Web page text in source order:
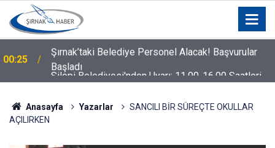
00:21
Silopi Belediyesi'nden Uyarı: 11.00-16.00 Saatleri
Arasında Dışarı Çıkmayın
Anasayfa Yazarlar
SANCILI BİR SÜREÇTE OKULLAR
AÇILIRKEN